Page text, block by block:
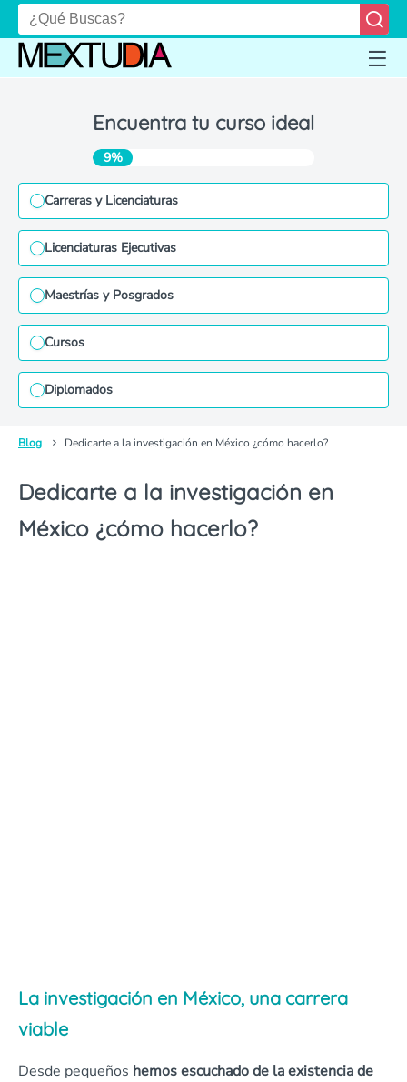
Encuentra tu curso ideal
9%
Carreras y Licenciaturas
Licenciaturas Ejecutivas
Maestrías y Posgrados
Cursos
Diplomados
Blog Dedicarte a la investigación en México ¿cómo hacerlo?
Dedicarte a la investigación en
México ¿cómo hacerlo?
La investigación en México, una carrera
viable
Desde pequeños hemos escuchado de la existencia de